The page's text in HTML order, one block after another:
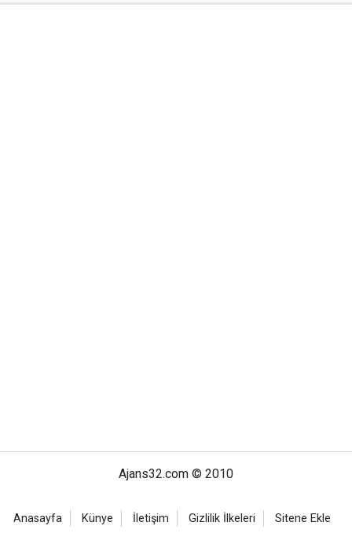
Ajans32.com © 2010
Anasayfa Künye İletişim Gizlilik İlkeleri Sitene Ekle